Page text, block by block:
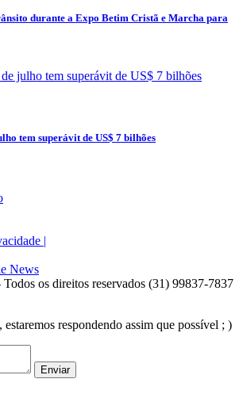
durante a Expo Betim Cristã e Marcha para
tem superávit de US$ 7 bilhões
|
os direitos reservados (31) 99837-7837
estaremos respondendo assim que possível ; )
Enviar